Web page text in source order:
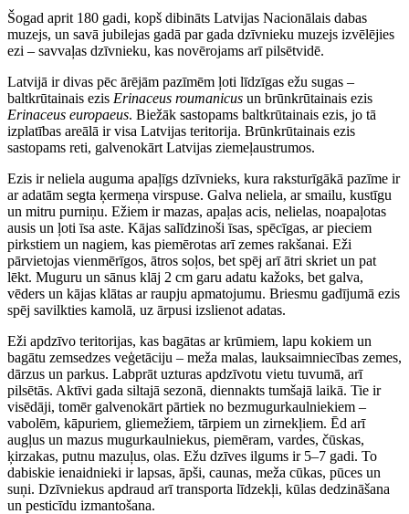
Šogad aprit 180 gadi, kopš dibināts Latvijas Nacionālais dabas
muzejs, un savā jubilejas gadā par gada dzīvnieku muzejs izvēlējies
ezi – savvaļas dzīvnieku, kas novērojams arī pilsētvidē.
Latvijā ir divas pēc ārējām pazīmēm ļoti līdzīgas ežu sugas –
baltkrūtainais ezis Erinaceus roumanicus un brūnkrūtainais ezis
Erinaceus europaeus. Biežāk sastopams baltkrūtainais ezis, jo tā
izplatības areālā ir visa Latvijas teritorija. Brūnkrūtainais ezis
sastopams reti, galvenokārt Latvijas ziemeļaustrumos.
Ezis ir neliela auguma apaļīgs dzīvnieks, kura raksturīgākā pazīme ir
ar adatām segta ķermeņa virspuse. Galva neliela, ar smailu, kustīgu
un mitru purniņu. Ežiem ir mazas, apaļas acis, nelielas, noapaļotas
ausis un ļoti īsa aste. Kājas salīdzinoši īsas, spēcīgas, ar pieciem
pirkstiem un nagiem, kas piemērotas arī zemes rakšanai. Eži
pārvietojas vienmērīgos, ātros soļos, bet spēj arī ātri skriet un pat
lēkt. Muguru un sānus klāj 2 cm garu adatu kažoks, bet galva,
vēders un kājas klātas ar raupju apmatojumu. Briesmu gadījumā ezis
spēj savilkties kamolā, uz ārpusi izslienot adatas.
Eži apdzīvo teritorijas, kas bagātas ar krūmiem, lapu kokiem un
bagātu zemsedzes veģetāciju – meža malas, lauksaimniecības zemes,
dārzus un parkus. Labprāt uzturas apdzīvotu vietu tuvumā, arī
pilsētās. Aktīvi gada siltajā sezonā, diennakts tumšajā laikā. Tie ir
visēdāji, tomēr galvenokārt pārtiek no bezmugurkaulniekiem –
vabolēm, kāpuriem, gliemežiem, tārpiem un zirnekļiem. Ēd arī
augļus un mazus mugurkaulniekus, piemēram, vardes, čūskas,
ķirzakas, putnu mazuļus, olas. Ežu dzīves ilgums ir 5–7 gadi. To
dabiskie ienaidnieki ir lapsas, āpši, caunas, meža cūkas, pūces un
suņi. Dzīvniekus apdraud arī transporta līdzekļi, kūlas dedzināšana
un pesticīdu izmantošana.